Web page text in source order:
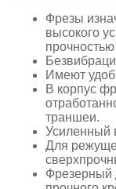
Фрезы
высокого
Имеют
В корпус
траншеи.
Усиленный
Для
Фрезерный